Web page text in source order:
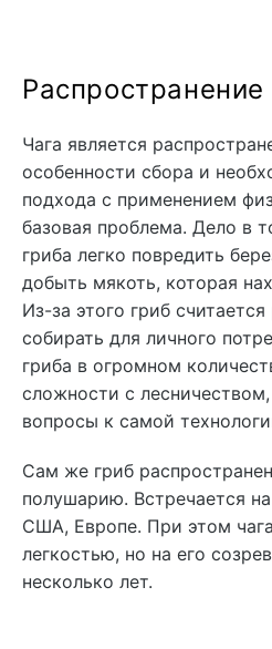
Распространение
Чага является
особенности сбора и
подхода с применением
базовая проблема. Дело в
гриба легко повредить
добыть мякоть, которая
Из-за этого гриб
собирать для личного
гриба в огромном
сложности с лесничеством,
вопросы к самой
Сам же гриб
полушарию. Встречается
США, Европе. При этом
легкостью, но на его
несколько лет.